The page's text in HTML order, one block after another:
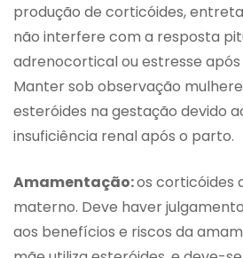
produção de corticóides,
não interfere com a resposta
adrenocortical ou estresse
Manter sob observação
esteróides na gestação devido
insuficiência renal após o parto.
Amamentação:os corticóides
materno. Deve haver
aos benefícios e riscos da